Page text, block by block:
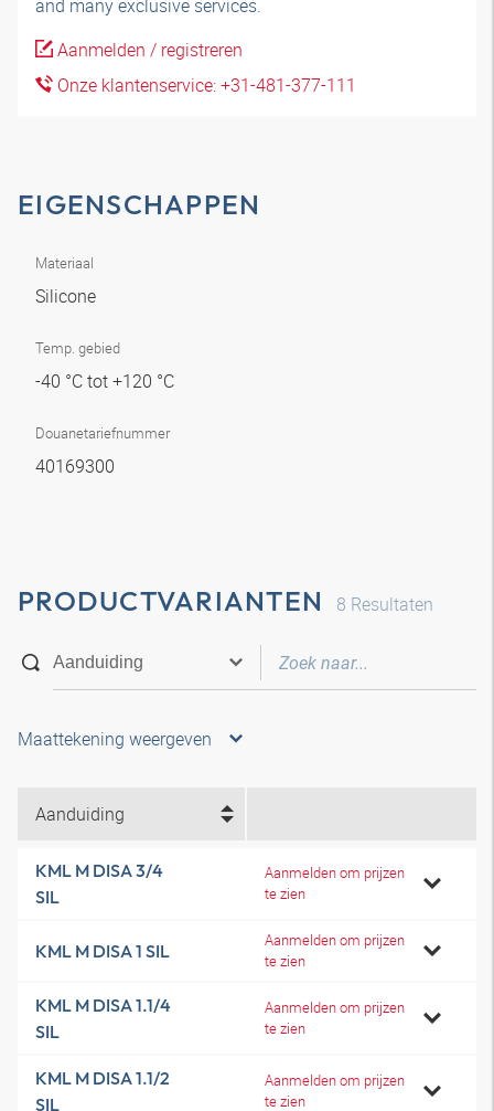
and many exclusive services.
Aanmelden / registreren
Onze klantenservice: +31-481-377-111
EIGENSCHAPPEN
Materiaal
Silicone
Temp. gebied
-40 °C tot +120 °C
Douanetariefnummer
40169300
PRODUCTVARIANTEN 8 Resultaten
Maattekening weergeven
Aanduiding
KML M DISA 3/4
SIL
Aanmelden om prijzen
te zien
KML M DISA 1 SIL
Aanmelden om prijzen
te zien
KML M DISA 1.1/4
SIL
Aanmelden om prijzen
te zien
KML M DISA 1.1/2
SIL
Aanmelden om prijzen
te zien